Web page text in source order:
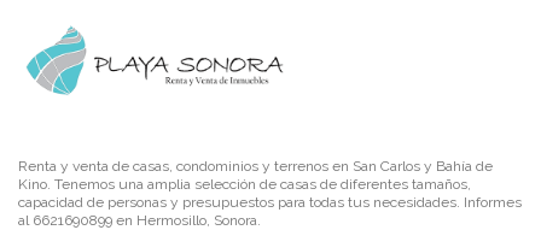
Renta y venta de casas, condominios y terrenos en San Carlos y Bahía de
Kino. Tenemos una amplia selección de casas de diferentes tamaños,
capacidad de personas y presupuestos para todas tus necesidades. Informes
al 6621690899 en Hermosillo, Sonora.